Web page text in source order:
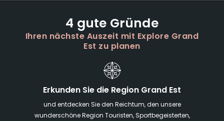
4 gute Gründe
Ihren nächste Auszeit mit Explore Grand
Est zu planen
Erkunden Sie die Region Grand Est
und entdecken Sie den Reichtum, den unsere
wunderschöne Region Touristen, Sportbegeisterten,